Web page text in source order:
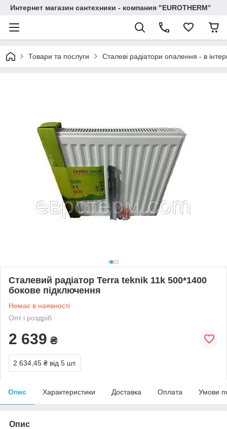
Интернет магазин сантехники - компания "EUROTHERM"
Товари та послуги Сталеві радіатори опалення - в
Сталевий радіатор Terra teknik 11k 500*1400
бокове підключення
Немає в наявності
Опт і роздріб
2 639 ₴
2 634,45 ₴ від 5 шт.
Опис Характеристики Доставка Оплата Умови
Опис